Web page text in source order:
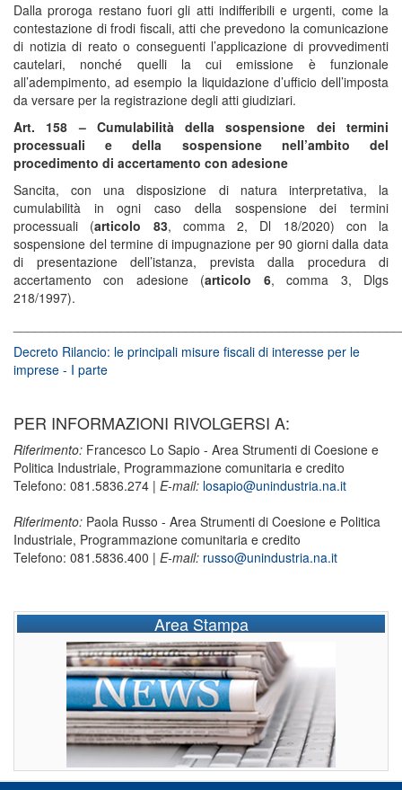
Dalla proroga restano fuori gli atti indifferibili e urgenti, come la
contestazione di frodi fiscali, atti che prevedono la comunicazione
di notizia di reato o conseguenti l’applicazione di provvedimenti
cautelari, nonché quelli la cui emissione è funzionale
all’adempimento, ad esempio la liquidazione d’ufficio dell’imposta
da versare per la registrazione degli atti giudiziari.
Art. 158 – Cumulabilità della sospensione dei termini
processuali e della sospensione nell’ambito del
procedimento di accertamento con adesione
Sancita, con una disposizione di natura interpretativa, la
cumulabilità in ogni caso della sospensione dei termini
processuali (articolo 83, comma 2, Dl 18/2020) con la
sospensione del termine di impugnazione per 90 giorni dalla data
di presentazione dell’istanza, prevista dalla procedura di
accertamento con adesione (articolo 6, comma 3, Dlgs
218/1997).
Decreto Rilancio: le principali misure fiscali di interesse per le
imprese - I parte
PER INFORMAZIONI RIVOLGERSI A:
Riferimento: Francesco Lo Sapio - Area Strumenti di Coesione e
Politica Industriale, Programmazione comunitaria e credito
Telefono: 081.5836.274 | E-mail: losapio@unindustria.na.it
Riferimento: Paola Russo - Area Strumenti di Coesione e Politica
Industriale, Programmazione comunitaria e credito
Telefono: 081.5836.400 | E-mail: russo@unindustria.na.it
Area Stampa